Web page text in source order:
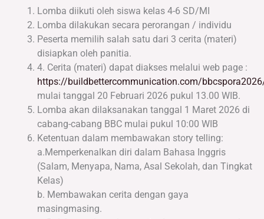
Lomba diikuti oleh siswa kelas 4-6 SD/MI
Lomba dilakukan secara perorangan / individu
Peserta memilih salah satu dari 3 cerita (materi)
disiapkan oleh panitia.
4. Cerita (materi) dapat diakses melalui web page :
https://buildbettercommunication.com/
mulai tanggal 20 Februari 2026 pukul 13.00 WIB.
Lomba akan dilaksanakan tanggal 1 Maret 2026 di
cabang-cabang BBC mulai pukul 10:00 WIB
Ketentuan dalam membawakan story telling:
a.Memperkenalkan diri dalam Bahasa Inggris
(Salam, Menyapa, Nama, Asal Sekolah, dan Tingkat
Kelas)
b. Membawakan cerita dengan gaya
masingmasing.